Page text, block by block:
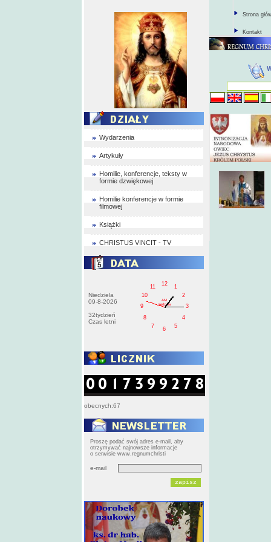
Wydarzenia
Artykuły
Homilie, konferencje, teksty w
formie dzwiękowej
Homilie konferencje w formie
filmowej
Książki
CHRISTUS VINCIT - TV
Niedziela
09-8-2026
32tydzień
Czas letni
1
2
3
4
5
6
7
8
9
10
11
12
AM
niedziela
obecnych:67
Proszę podać swój adres e-mail, aby
otrzymywać najnowsze informacje
o serwisie www.regnumchristi
e-mail
Strona
Kontakt